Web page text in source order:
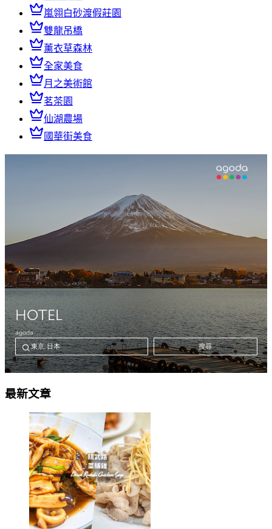
嵐翎白砂渡假莊園
雙龍吊橋
薰衣草森林
全家美食
月之美術館
茗茶園
仙湖農場
國華街美食
最新文章